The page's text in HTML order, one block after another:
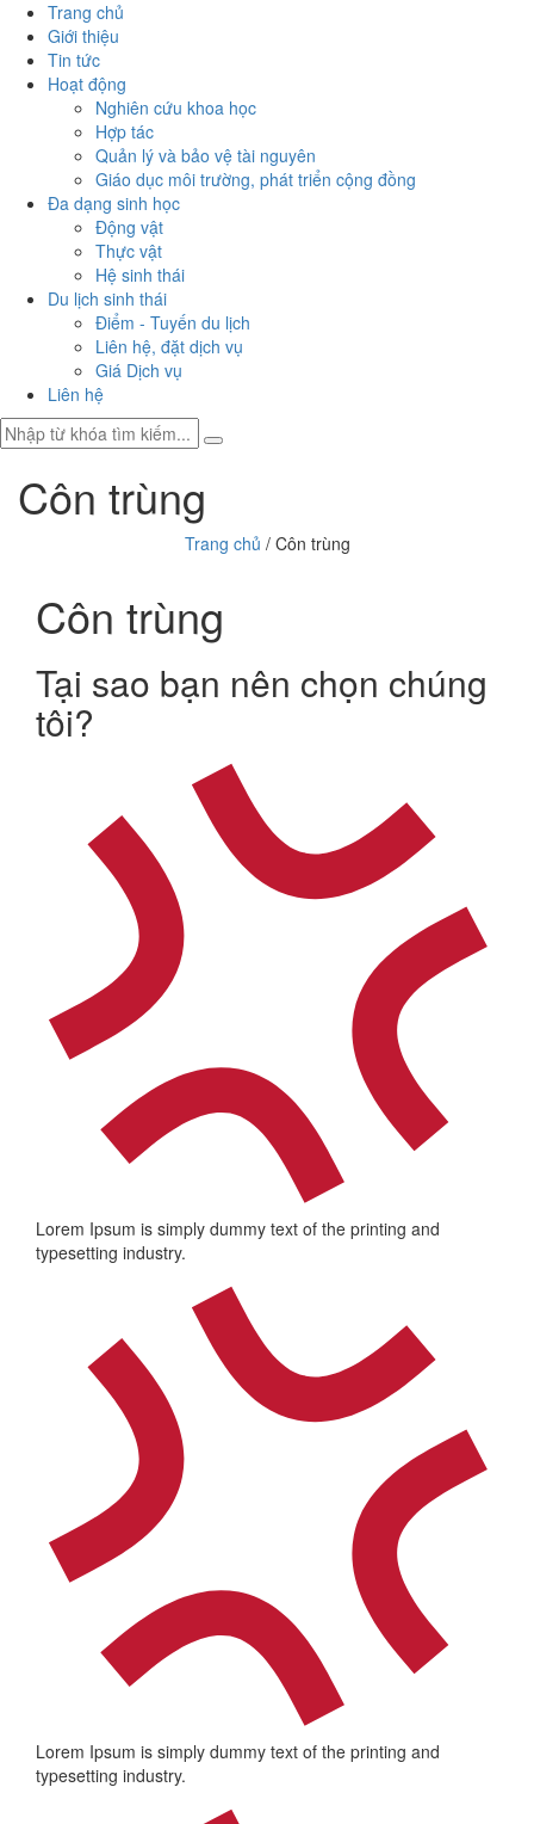
Trang chủ
Giới thiệu
Tin tức
Hoạt động
Nghiên cứu khoa học
Hợp tác
Quản lý và bảo vệ tài nguyên
Giáo dục môi trường, phát triển cộng đồng
Đa dạng sinh học
Động vật
Thực vật
Hệ sinh thái
Du lịch sinh thái
Điểm - Tuyến du lịch
Liên hệ, đặt dịch vụ
Giá Dịch vụ
Liên hệ
Côn trùng
Trang chủ / Côn trùng
Côn trùng
Tại sao bạn nên chọn chúng
tôi?
Lorem Ipsum is simply dummy text of the printing and
typesetting industry.
Lorem Ipsum is simply dummy text of the printing and
typesetting industry.